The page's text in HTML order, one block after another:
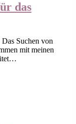
das
Suchen von
mit meinen